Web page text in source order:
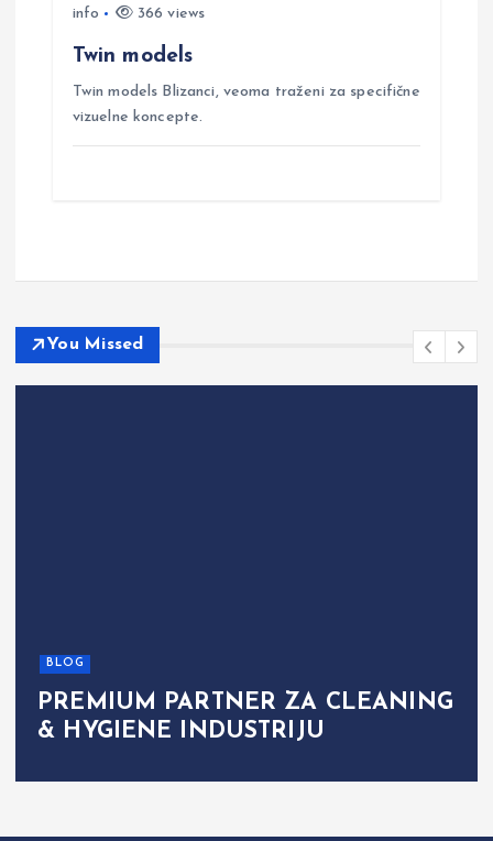
info 366 views
Twin models
Twin models Blizanci, veoma traženi za specifične
vizuelne koncepte.
You Missed
BLOG
PREMIUM PARTNER ZA CLEANING
& HYGIENE INDUSTRIJU